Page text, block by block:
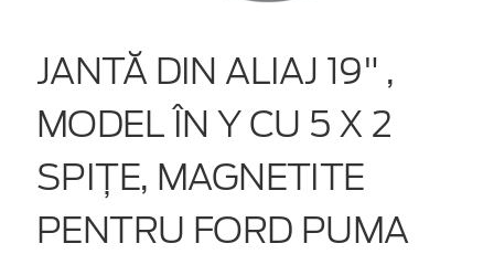
JANTĂ DIN ALIAJ 19" ,
MODEL ÎN Y CU 5 X 2
SPIȚE, MAGNETITE
PENTRU FORD PUMA